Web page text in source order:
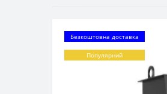
Безкоштовна доставка
Популярний